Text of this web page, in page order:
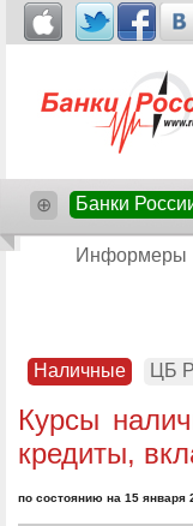
⊕ Банки
Информеры
Наличные ЦБ
Курсы
кредиты,
по состоянию на 15 января